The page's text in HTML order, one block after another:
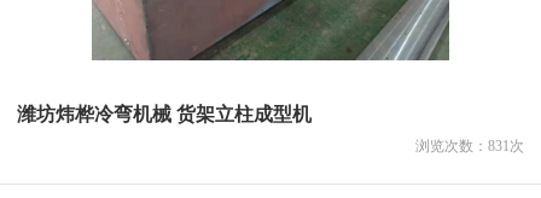
潍坊炜桦冷弯机械 货架立柱成型机
浏览次数： 831次